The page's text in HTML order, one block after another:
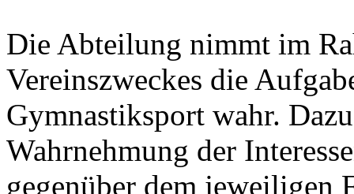
Die Abteilung nimmt im
Vereinszweckes die
Gymnastiksport wahr.
Wahrnehmung der
gegenüber dem jeweiligen